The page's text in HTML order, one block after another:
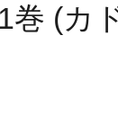
巻 (カ